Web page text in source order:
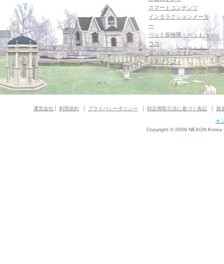
スマートコンテンツ
インタラクションメーカ
ー
ペット探検隊・ペットハ
ウス
ダンジョンガイド
マギグラフィ
運営会社 利用規約 プライバシーポリシー 特定商取引法に基づく表記 資
オ
Copyright © 2009 NEXON Korea